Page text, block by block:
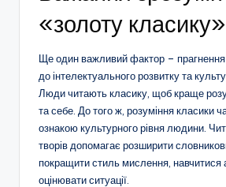
«золоту класику»
Ще один важливий фактор –
до інтелектуального розвитку та
Люди читають класику, щоб краще
та себе. До того ж, розуміння класики
ознакою культурного рівня людини.
творів допомагає розширити
покращити стиль мислення, навчитися
оцінювати ситуації.